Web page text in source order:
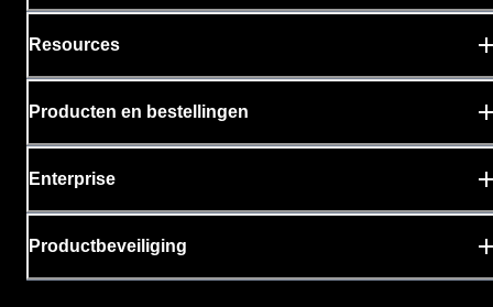
Resources
Producten en bestellingen
Enterprise
Productbeveiliging